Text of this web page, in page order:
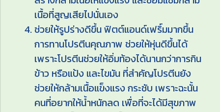
เนื้อที่สูญเสียไปนั่นเอง
ช่วยให้รูปร่างดีขึ้น ฟิตต์แอนด์เฟริ์มมากขึ้น
การทานโปรตีนคุณภาพ ช่วยให้หุ่นดีขึ้นได้
เพราะโปรตีนช่วยให้อิ่มท้องได้นานกว่าการกิน
ข้าว หรือแป้ง และไขมัน ที่สำคัญโปรตีนยัง
ช่วยให้กล้ามเนื้อแข็งแรง กระชับ เพราะฉะนั้น
คนที่อยากให้น้ำหนักลด เพื่อที่จะได้มีสุขภาพ